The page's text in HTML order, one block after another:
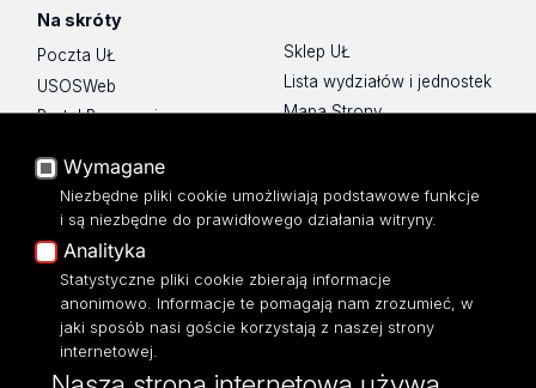
Na skróty
Poczta UŁ
USOSWeb
Portal Pracowniczy
Platforma e-learningowa
Moodle
Eksperci UŁ
Polityka Prywatności
Dostępność
Sklep UŁ
Lista wydziałów i jednostek
Mapa Strony
Wymagane
Niezbędne pliki cookie umożliwiają podstawowe funkcje
i są niezbędne do prawidłowego działania witryny.
Analityka
Statystyczne pliki cookie zbierają informacje
anonimowo. Informacje te pomagają nam zrozumieć, w
jaki sposób nasi goście korzystają z naszej strony
internetowej.